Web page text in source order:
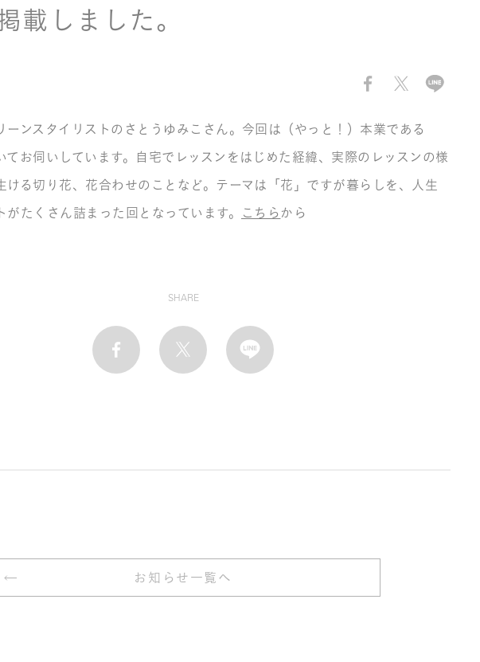
載しました。
ーンスタイリストのさとうゆみこさん。今回は（やっと！）本業である
てお伺いしています。自宅でレッスンをはじめた経緯、実際のレッスンの様
ける切り花、花合わせのことなど。テーマは「花」ですが暮らしを、人生
がたくさん詰まった回となっています。
こちら から
SHARE
お知らせ一覧へ